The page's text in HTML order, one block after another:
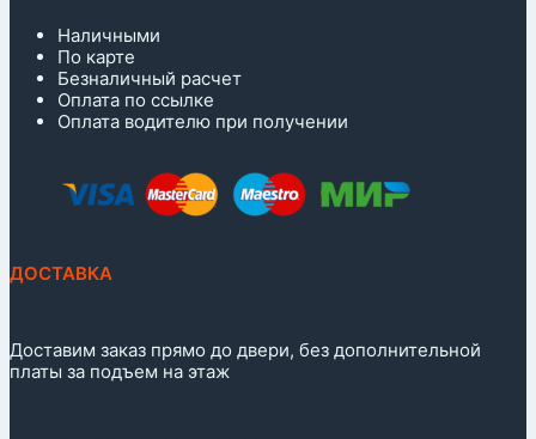
Наличными
По карте
Безналичный расчет
Оплата по ссылке
Оплата водителю при получении
ДОСТАВКА
Доставим заказ прямо до двери, без дополнительной
платы за подъем на этаж